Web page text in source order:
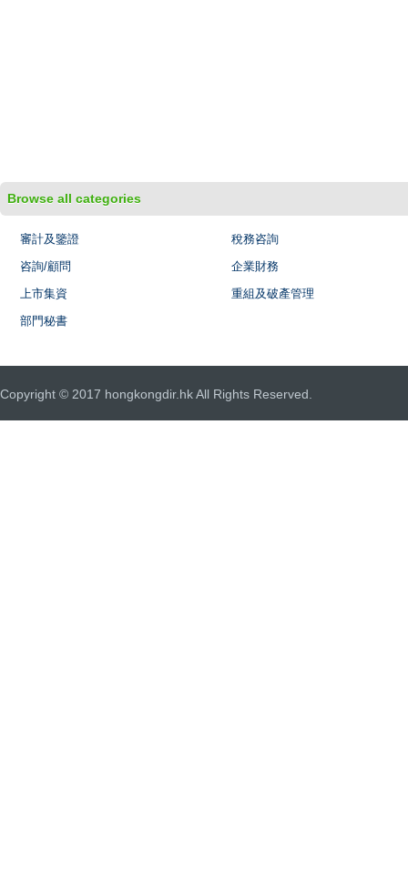
Browse all categories
審計及鑒證
稅務咨詢
咨詢/顧問
企業財務
上市集資
重組及破產管理
部門秘書
Copyright © 2017 hongkongdir.hk All Rights Reserved.